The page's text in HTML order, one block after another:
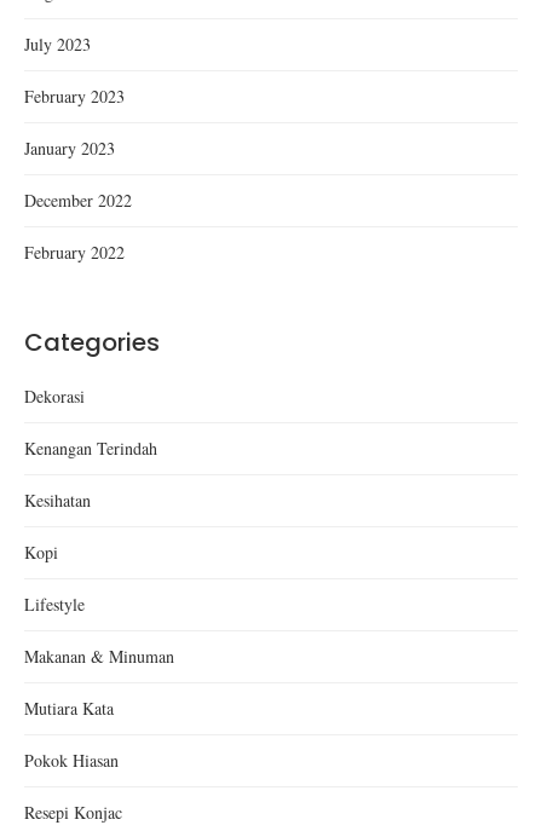
July 2023
February 2023
January 2023
December 2022
February 2022
Categories
Dekorasi
Kenangan Terindah
Kesihatan
Kopi
Lifestyle
Makanan & Minuman
Mutiara Kata
Pokok Hiasan
Resepi Konjac